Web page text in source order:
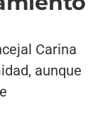
Carina
aunque